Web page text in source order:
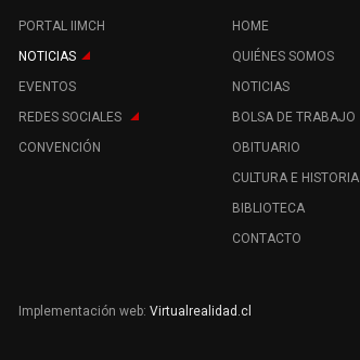
PORTAL IIMCH
NOTICIAS
EVENTOS
REDES SOCIALES
CONVENCIÓN
HOME
QUIÉNES SOMOS
NOTICIAS
BOLSA DE TRABAJO
OBITUARIO
CULTURA E HISTORIA
BIBLIOTECA
CONTACTO
Implementación web:Virtualrealidad.cl